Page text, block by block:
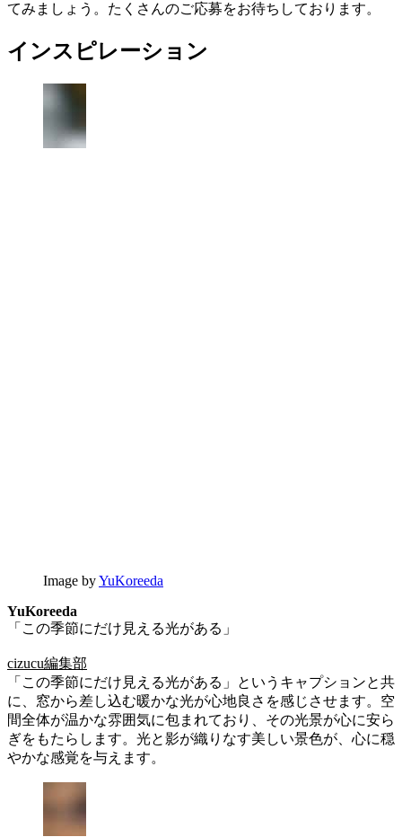
てみましょう。たくさんのご応募をお待ちしております。
インスピレーション
Image byYuKoreeda
YuKoreeda
「この季節にだけ見える光がある」
cizucu編集部
「この季節にだけ見える光がある」というキャプションと共
に、窓から差し込む暖かな光が心地良さを感じさせます。空
間全体が温かな雰囲気に包まれており、その光景が心に安ら
ぎをもたらします。光と影が織りなす美しい景色が、心に穏
やかな感覚を与えます。